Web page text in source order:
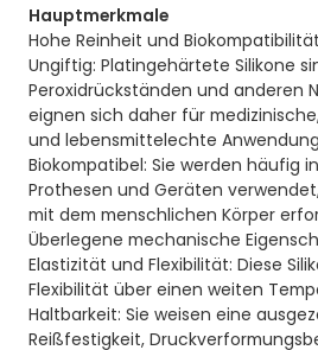
Hauptmerkmale
Hohe Reinheit und
Ungiftig: Platingehärtete Silikone
Peroxidrückständen und anderen
eignen sich daher für
und lebensmittelechte
Biokompatibel: Sie werden häufig
Prothesen und Geräten
mit dem menschlichen Körper
Überlegene mechanische
Elastizität und Flexibilität: Diese
Flexibilität über einen weiten
Haltbarkeit: Sie weisen eine
Reißfestigkeit,